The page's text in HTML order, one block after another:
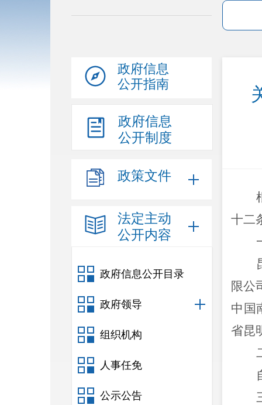
政府信息
公开指南
政府信息
公开制度
政策文件
法定主动
公开内容
政府信息公开目录
政府领导
组织机构
人事任免
公示公告
十二
限公
中国
省昆